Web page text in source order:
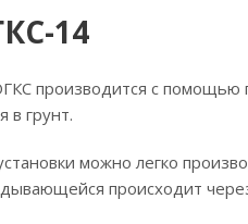
14
производится с помощью
в грунт.
можно легко
происходит